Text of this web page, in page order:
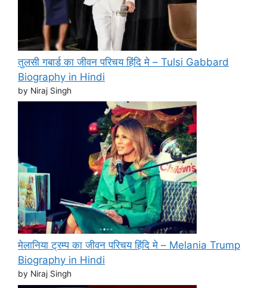
तुलसी गबार्ड का जीवन परिचय हिंदि मे – Tulsi Gabbard
Biography in Hindi
by Niraj Singh
मेलानिया ट्रम्प का जीवन परिचय हिंदि मे – Melania Trump
Biography in Hindi
by Niraj Singh